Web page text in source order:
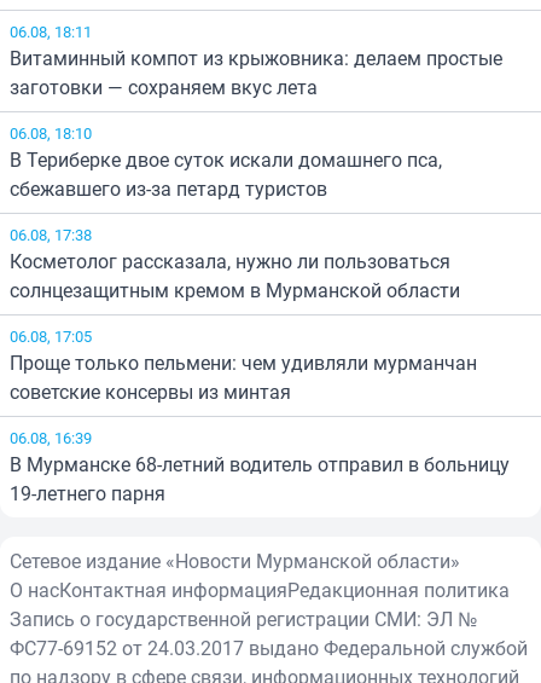
06.08, 18:11
Витаминный компот из крыжовника: делаем простые
заготовки — сохраняем вкус лета
06.08, 18:10
В Териберке двое суток искали домашнего пса,
сбежавшего из-за петард туристов
06.08, 17:38
Косметолог рассказала, нужно ли пользоваться
солнцезащитным кремом в Мурманской области
06.08, 17:05
Проще только пельмени: чем удивляли мурманчан
советские консервы из минтая
06.08, 16:39
В Мурманске 68-летний водитель отправил в больницу
19-летнего парня
Сетевое издание «Новости Мурманской области»
О насКонтактная информацияРедакционная политика
Запись о государственной регистрации СМИ: ЭЛ №
ФС77-69152 от 24.03.2017 выдано Федеральной службой
по надзору в сфере связи, информационных технологий